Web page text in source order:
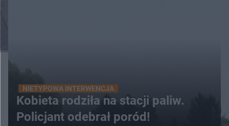
NIETYPOWA INTERWENCJA
Kobieta rodziła na stacji paliw.
Policjant odebrał poród!